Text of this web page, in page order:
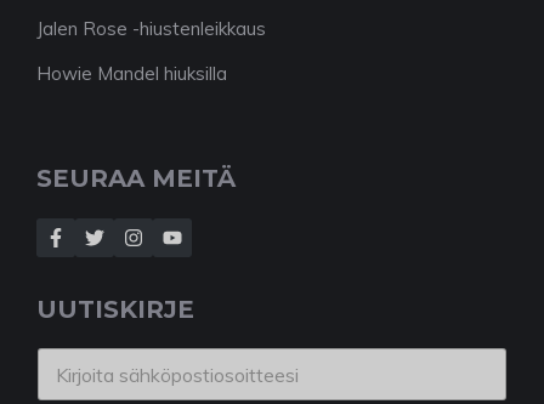
Jalen Rose -hiustenleikkaus
Howie Mandel hiuksilla
SEURAA MEITÄ
UUTISKIRJE